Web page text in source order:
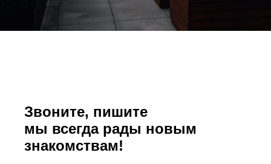
Звоните, пишите
мы всегда рады новым
знакомствам!